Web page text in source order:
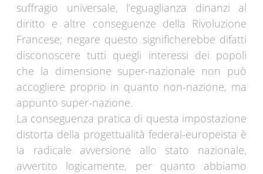
suffragio universale, l’eguaglianza dinanzi al
diritto e altre conseguenze della Rivoluzione
Francese; negare questo significherebbe difatti
disconoscere tutti quegli interessi dei popoli
che la dimensione super-nazionale non può
accogliere proprio in quanto non-nazione, ma
appunto super-nazione.
La conseguenza pratica di questa impostazione
distorta della progettualità federal-europeista è
la radicale avversione allo stato nazionale,
avvertito logicamente, per quanto abbiamo